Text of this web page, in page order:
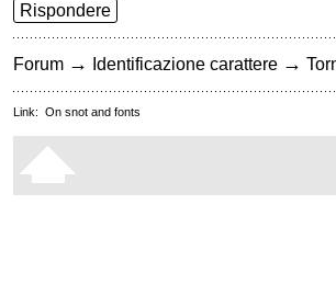
Rispondere
Forum → Identificazione carattere →
Link: On snot and fonts